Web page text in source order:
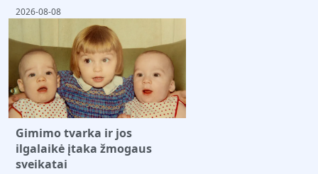
2026-08-08
Gimimo tvarka ir jos
ilgalaikė įtaka žmogaus
sveikatai